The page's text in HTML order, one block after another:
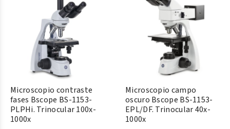
Microscopio contraste
fases Bscope BS-1153-
PLPHi. Trinocular 100x-
1000x
Microscopio campo
oscuro Bscope BS-1153-
EPL/DF. Trinocular 40x-
1000x